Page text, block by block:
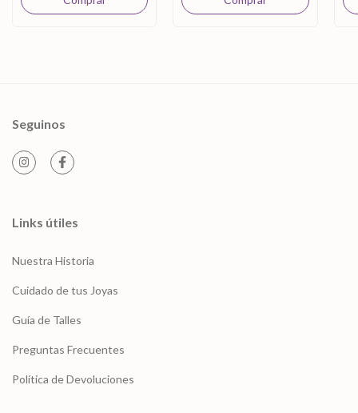
Seguinos
Links útiles
Nuestra Historia
Cuidado de tus Joyas
Guía de Talles
Preguntas Frecuentes
Política de Devoluciones